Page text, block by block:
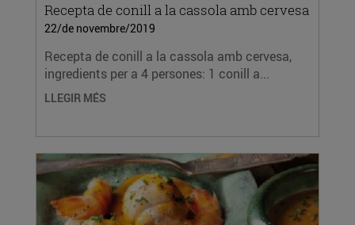
Recepta de conill a la cassola amb cervesa
22/de novembre/2019
Recepta de conill a la cassola amb cervesa,
ingredients per a 4 persones: 1 conill a...
LLEGIR MÉS